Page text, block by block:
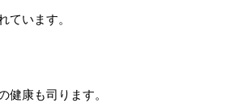
ています。
健康も司ります。